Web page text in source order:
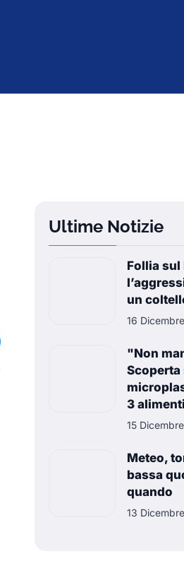
Ultime Notizie
Follia sul
un
16
"Non
3
15
Meteo,
bassa
quando
13